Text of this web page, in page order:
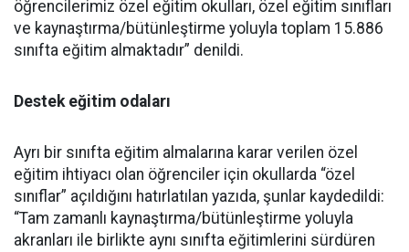
öğrencilerimiz özel eğitim okulları, özel eğitim sınıfları
ve kaynaştırma/bütünleştirme yoluyla toplam 15.886
sınıfta eğitim almaktadır” denildi.
Destek eğitim odaları
Ayrı bir sınıfta eğitim almalarına karar verilen özel
eğitim ihtiyacı olan öğrenciler için okullarda “özel
sınıflar” açıldığını hatırlatılan yazıda, şunlar kaydedildi:
“Tam zamanlı kaynaştırma/bütünleştirme yoluyla
akranları ile birlikte aynı sınıfta eğitimlerini sürdüren